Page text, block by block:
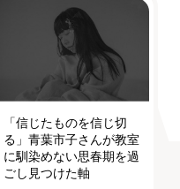
「信じたものを信じ切
る」青葉市子さんが教室
に馴染めない思春期を過
ごし見つけた軸